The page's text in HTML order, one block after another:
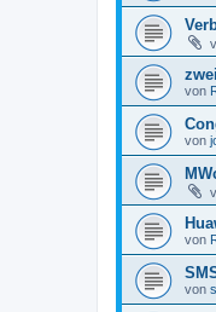
von
von
von
von